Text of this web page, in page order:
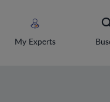
My Experts